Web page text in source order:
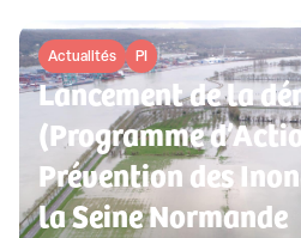
Actualités PI
Lancement de la
(Programme
Prévention des
la Seine Normande